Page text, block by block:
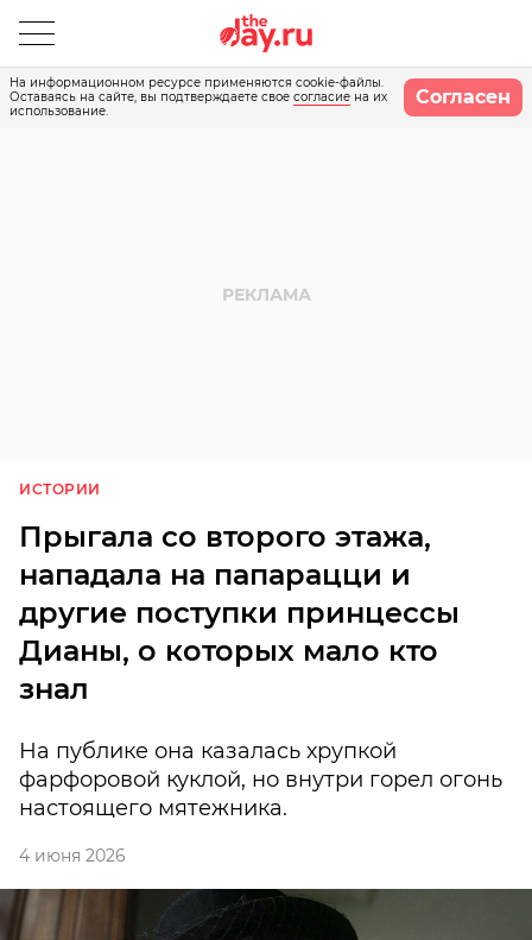
На информационном ресурсе применяются cookie-файлы.
Оставаясь на сайте, вы подтверждаете свое согласие на их
использование.
Согласен
ИСТОРИИ
Прыгала со второго этажа,
нападала на папарацци и
другие поступки принцессы
Дианы, о которых мало кто
знал
На публике она казалась хрупкой
фарфоровой куклой, но внутри горел огонь
настоящего мятежника.
4 июня 2026